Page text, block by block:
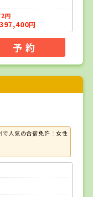
円
円
予 約
で人気の合宿免許！女性